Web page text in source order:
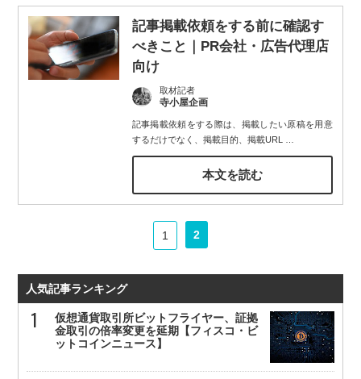
記事掲載依頼をする前に確認す
べきこと｜PR会社・広告代理店
向け
取材記者
寺小屋企画
記事掲載依頼をする際は、掲載したい原稿を用意
するだけでなく、掲載目的、掲載URL
本文を読む
1 2
人気記事ランキング
仮想通貨取引所ビットフライヤー、証拠
金取引の倍率変更を延期【フィスコ・ビ
ットコインニュース】